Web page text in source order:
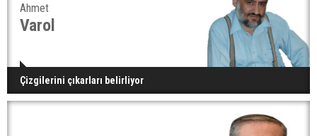
Ahmet
Varol
Çizgilerini çıkarları belirliyor